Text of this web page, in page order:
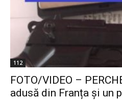
112
FOTO/VIDEO –
adusă din Franța și un